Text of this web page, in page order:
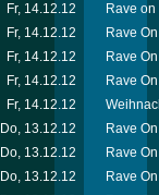
Fr, 14.12.12
Rave
Fr, 14.12.12
Rave
Fr, 14.12.12
Rave
Fr, 14.12.12
Rave
Fr, 14.12.12
Do, 13.12.12
Rave
Do, 13.12.12
Rave
Do, 13.12.12
Rave